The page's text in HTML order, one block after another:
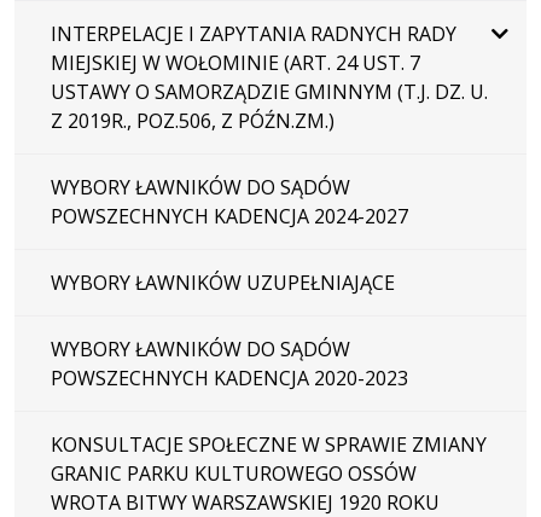
INTERPELACJE I ZAPYTANIA RADNYCH RADY
MIEJSKIEJ W WOŁOMINIE (ART. 24 UST. 7
USTAWY O SAMORZĄDZIE GMINNYM (T.J. DZ. U.
Z 2019R., POZ.506, Z PÓŹN.ZM.)
WYBORY ŁAWNIKÓW DO SĄDÓW
POWSZECHNYCH KADENCJA 2024-2027
WYBORY ŁAWNIKÓW UZUPEŁNIAJĄCE
WYBORY ŁAWNIKÓW DO SĄDÓW
POWSZECHNYCH KADENCJA 2020-2023
KONSULTACJE SPOŁECZNE W SPRAWIE ZMIANY
GRANIC PARKU KULTUROWEGO OSSÓW
WROTA BITWY WARSZAWSKIEJ 1920 ROKU